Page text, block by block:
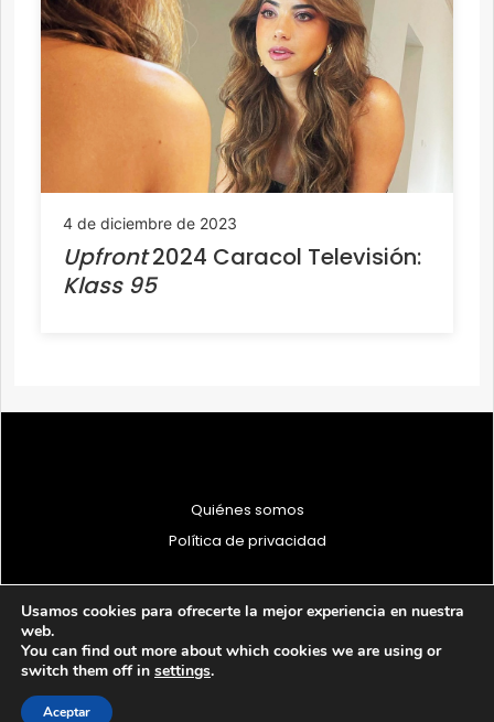
4 de diciembre de 2023
Upfront2024 Caracol Televisión:
Klass 95
Quiénes somos
Política de privacidad
© 1997 - 2026 PRODU - Todos los derechos reservados
Usamos cookies para ofrecerte la mejor experiencia en nuestra
web.
You can find out more about which cookies we are using or
switch them off in settings.
Aceptar